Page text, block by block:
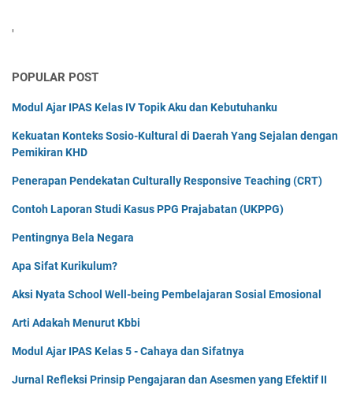
'
POPULAR POST
Modul Ajar IPAS Kelas IV Topik Aku dan Kebutuhanku
Kekuatan Konteks Sosio-Kultural di Daerah Yang Sejalan dengan
Pemikiran KHD
Penerapan Pendekatan Culturally Responsive Teaching (CRT)
Contoh Laporan Studi Kasus PPG Prajabatan (UKPPG)
Pentingnya Bela Negara
Apa Sifat Kurikulum?
Aksi Nyata School Well-being Pembelajaran Sosial Emosional
Arti Adakah Menurut Kbbi
Modul Ajar IPAS Kelas 5 - Cahaya dan Sifatnya
Jurnal Refleksi Prinsip Pengajaran dan Asesmen yang Efektif II